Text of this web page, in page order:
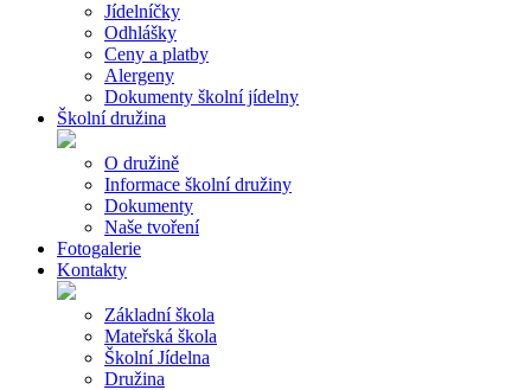
Jídelníčky
Odhlášky
Ceny a platby
Alergeny
Dokumenty školní jídelny
Školní družina
O družině
Informace školní družiny
Dokumenty
Naše tvoření
Fotogalerie
Kontakty
Základní škola
Mateřská škola
Školní Jídelna
Družina